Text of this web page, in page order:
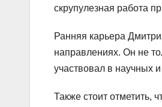
скрупулезная работа
Ранняя карьера
направлениях. Он не
участвовал в научных
Также стоит отметить,